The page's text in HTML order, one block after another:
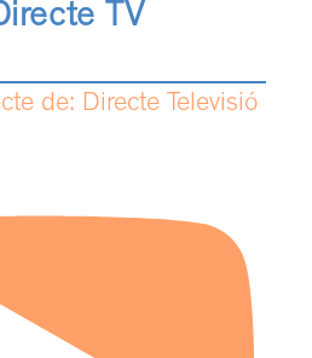
TV
de: Directe Televisió